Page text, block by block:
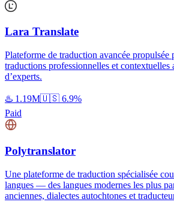
Lara Translate
Plateforme de traduction avancée propulsée
traductions professionnelles et contextuelles
d’experts.
♨️ 1.19M🇺🇸 6.9%
Paid
Polytranslator
Une plateforme de traduction spécialisée
langues — des langues modernes les plus
anciennes, dialectes autochtones et